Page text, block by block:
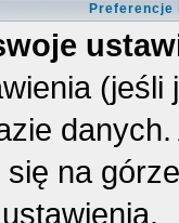
Preferencje
na